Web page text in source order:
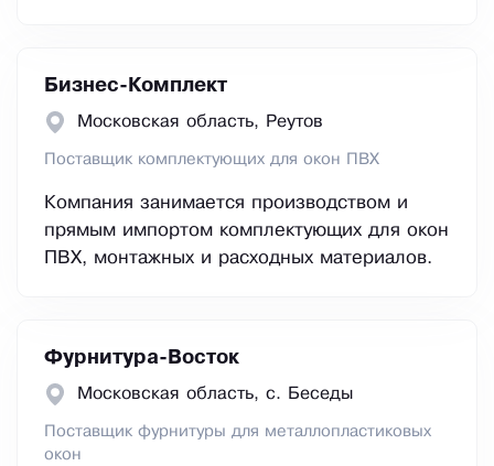
Бизнес-Комплект
Московская область, Реутов
Поставщик комплектующих для окон ПВХ
Компания занимается производством и
прямым импортом комплектующих для окон
ПВХ, монтажных и расходных материалов.
Фурнитура-Восток
Московская область, с. Беседы
Поставщик фурнитуры для металлопластиковых
окон